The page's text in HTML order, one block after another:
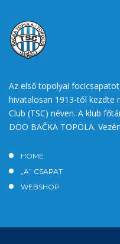
Az első topolyai
hivatalosan 1913-tól kezdte
Club (TSC) néven. A klub
DOO BAČKA TOPOLA.
HOME
„A” CSAPAT
WEBSHOP